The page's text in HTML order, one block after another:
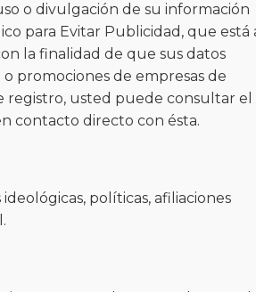
o divulgación de su información
para Evitar Publicidad, que está
la finalidad de que sus datos
promociones de empresas de
registro, usted puede consultar el
contacto directo con ésta.
políticas, afiliaciones